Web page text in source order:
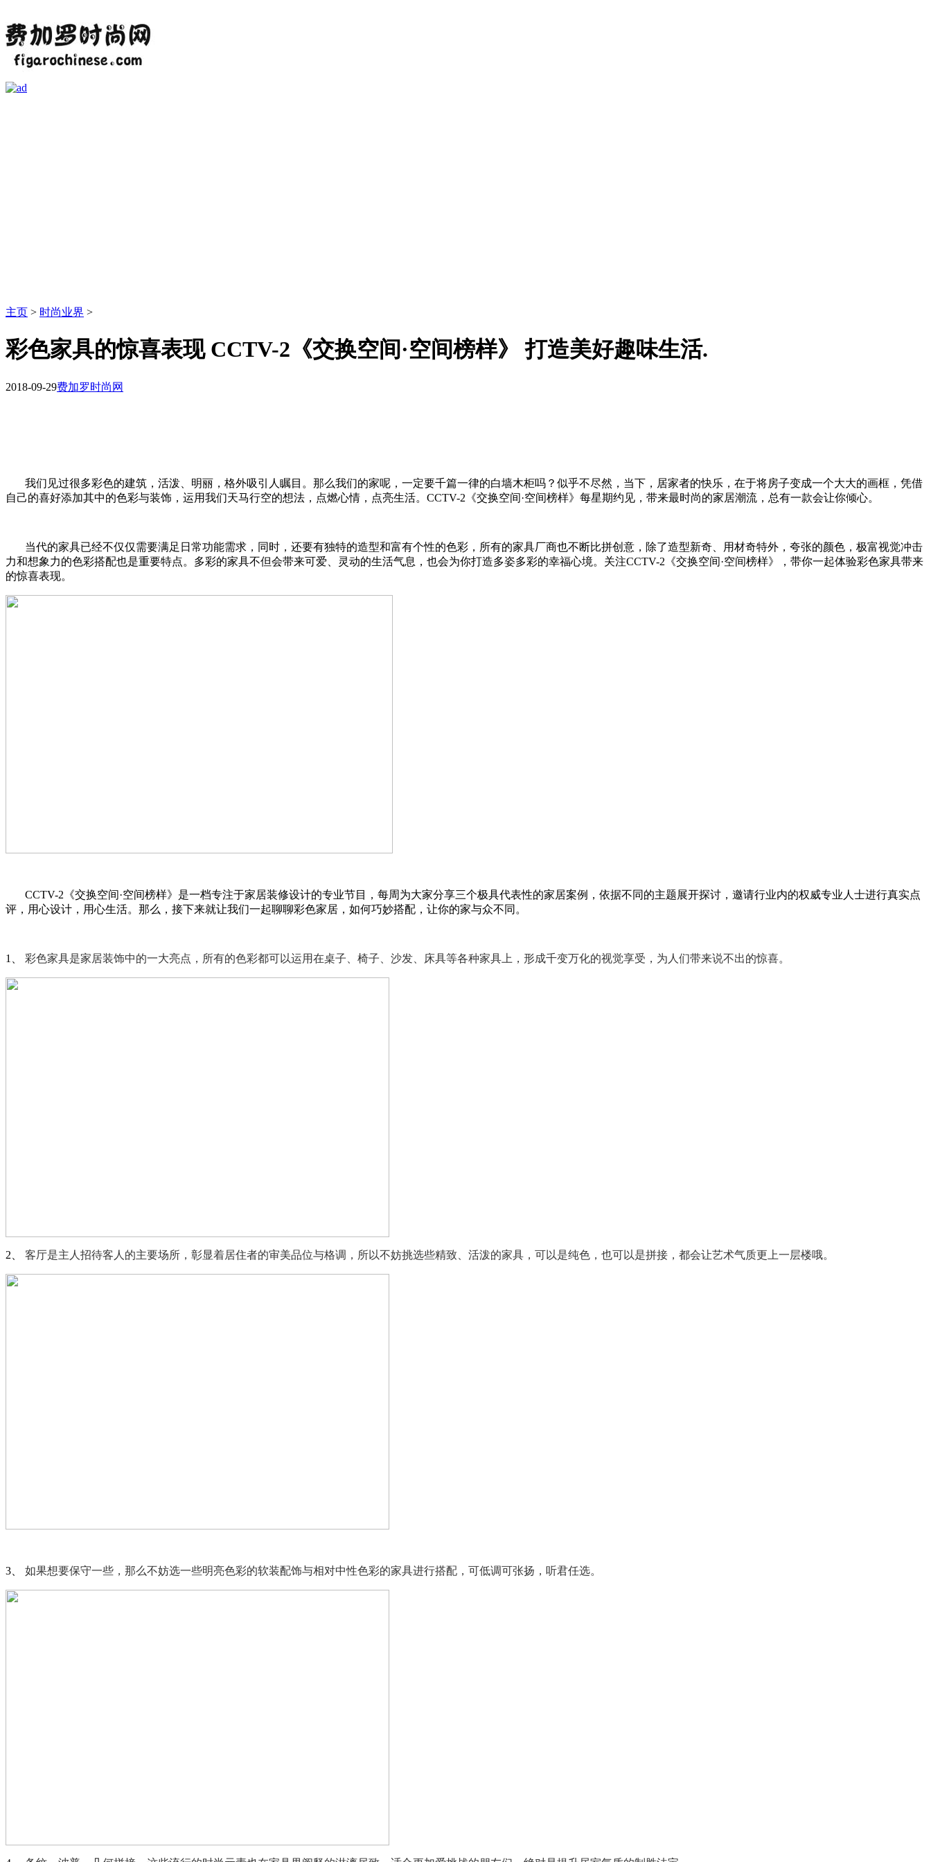
主页 > 时尚业界 >
彩色家具的惊喜表现 CCTV-2《交换空间·空间榜样》 打造美好趣味生活.
2018-09-29费加罗时尚网
我们见过很多彩色的建筑，活泼、明丽，格外吸引人瞩目。那么我们的家呢，一定要千篇一律的白墙木柜吗？似乎不尽然，当下，居家者的快乐，在于将房子变成一个大大的画框，凭借
自己的喜好添加其中的色彩与装饰，运用我们天马行空的想法，点燃心情，点亮生活。 CCTV-2 《交换空间·空间榜样》每星期约见，带来最时尚的家居潮流，总有一款会让你倾心。
当代的家具已经不仅仅需要满足日常功能需求，同时，还要有独特的造型和富有个性的色彩，所有的家具厂商也不断比拼创意，除了造型新奇、用材奇特外，夸张的颜色，极富视觉冲击
力和想象力的色彩搭配也是重要特点。多彩的家具不但会带来可爱、灵动的生活气息，也会为你打造多姿多彩的幸福心境。关注CCTV-2 《交换空间·空间榜样》，带你一起体验彩色家具带来
的惊喜表现。
CCTV-2 《交换空间·空间榜样》是一档专注于家居装修设计的专业节目，每周为大家分享三个极具代表性的家居案例，依据不同的主题展开探讨，邀请行业内的权威专业人士进行真实点
评，用心设计，用心生活。那么，接下来就让我们一起聊聊彩色家居，如何巧妙搭配，让你的家与众不同。
1、 彩色家具是家居装饰中的一大亮点，所有的色彩都可以运用在桌子、椅子、沙发、床具等各种家具上，形成千变万化的视觉享受，为人们带来说不出的惊喜。
2、 客厅是主人招待客人的主要场所，彰显着居住者的审美品位与格调，所以不妨挑选些精致、活泼的家具，可以是纯色，也可以是拼接，都会让艺术气质更上一层楼哦。
3、 如果想要保守一些，那么不妨选一些明亮色彩的软装配饰与相对中性色彩的家具进行搭配，可低调可张扬，听君任选。